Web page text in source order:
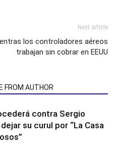
Next article
los controladores aéreos
trabajan sin cobrar en EEUU
FROM AUTHOR
contra Sergio
su curul por “La Casa